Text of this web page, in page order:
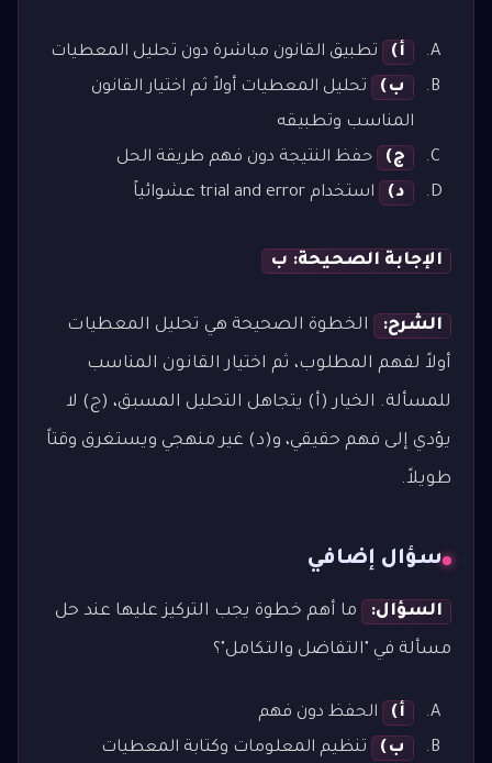
أ)
تطبيق القانون مباشرة دون تحليل المعطيات
ب)
تحليل المعطيات أولاً ثم اختيار القانون
المناسب وتطبيقه
ج)
حفظ النتيجة دون فهم طريقة الحل
د)
استخدام trial and error عشوائياً
الإجابة الصحيحة: ب
الشرح: الخطوة الصحيحة هي تحليل المعطيات
أولاً لفهم المطلوب، ثم اختيار القانون المناسب
للمسألة. الخيار (أ) يتجاهل التحليل المسبق، (ج) لا
يؤدي إلى فهم حقيقي، و(د) غير منهجي ويستغرق وقتاً
طويلاً.
سؤال إضافي
السؤال: ما أهم خطوة يجب التركيز عليها عند حل
مسألة في "التفاضل والتكامل"؟
أ)
الحفظ دون فهم
ب)
تنظيم المعلومات وكتابة المعطيات